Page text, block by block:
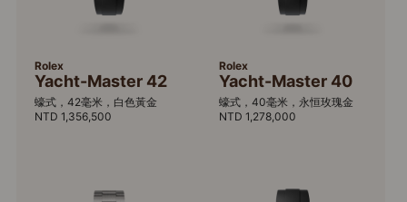
Rolex
Yacht-Master 42
蠔式，42毫米，白色黃金
NTD 1,356,500
Rolex
Yacht-Master 40
蠔式，40毫米，永恒玫瑰金
NTD 1,278,000